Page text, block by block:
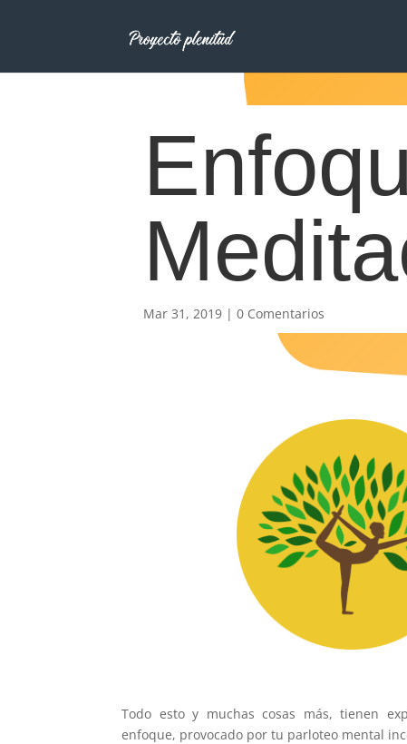
Mar 31, 2019 |0 Comentarios
Todo esto y muchas cosas más, tienen
enfoque, provocado por tu parloteo mental